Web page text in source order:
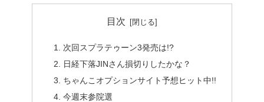
目次
次回スプラテゥーン3発売は!?
日経下落JINさん損切りしたかな？
ちゃんこオプションサイト予想ヒット中!!
今週末参院選